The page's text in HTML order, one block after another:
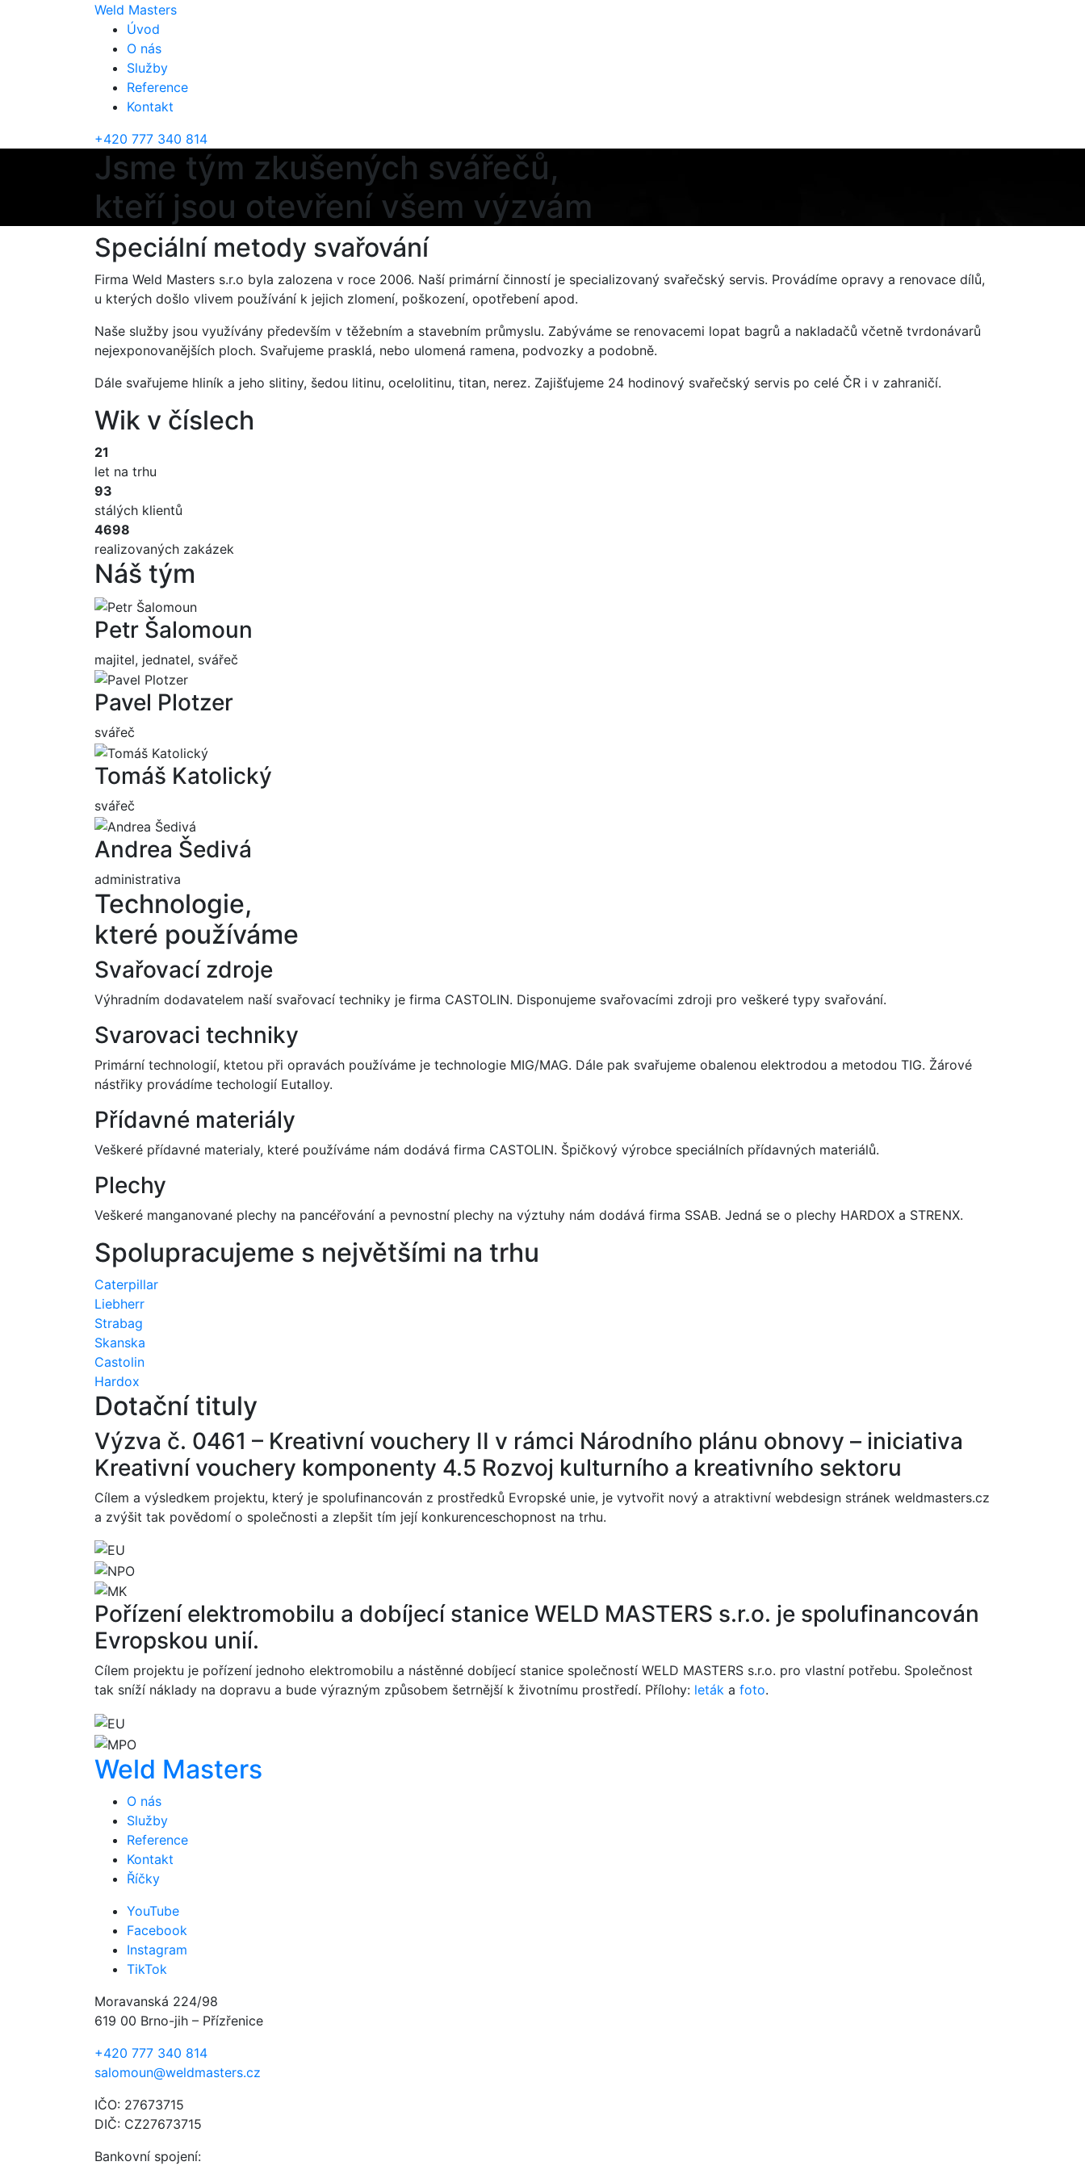
Weld Masters
Úvod
O nás
Služby
Reference
Kontakt
+420 777 340 814
Jsme tým zkušených svářečů,
kteří jsou otevření všem výzvám
Speciální metody svařování
Firma Weld Masters s.r.o byla zalozena v roce 2006. Naší primární činností je specializovaný svařečský servis. Provádíme opravy a renovace dílů,
u kterých došlo vlivem používání k jejich zlomení, poškození, opotřebení apod.
Naše služby jsou využívány především v těžebním a stavebním průmyslu. Zabýváme se renovacemi lopat bagrů a nakladačů včetně tvrdonávarů
nejexponovanějších ploch. Svařujeme prasklá, nebo ulomená ramena, podvozky a podobně.
Dále svařujeme hliník a jeho slitiny, šedou litinu, ocelolitinu, titan, nerez. Zajišťujeme 24 hodinový svařečský servis po celé ČR i v zahraničí.
Wik v číslech
21
let na trhu
93
stálých klientů
4698
realizovaných zakázek
Náš tým
Petr Šalomoun
majitel, jednatel, svářeč
Pavel Plotzer
svářeč
Tomáš Katolický
svářeč
Andrea Šedivá
administrativa
Technologie,
které používáme
Svařovací zdroje
Výhradním dodavatelem naší svařovací techniky je firma CASTOLIN. Disponujeme svařovacími zdroji pro veškeré typy svařování.
Svarovaci techniky
Primární technologií, ktetou při opravách používáme je technologie MIG/MAG. Dále pak svařujeme obalenou elektrodou a metodou TIG. Žárové
nástřiky provádíme techologií Eutalloy.
Přídavné materiály
Veškeré přídavné materialy, které používáme nám dodává firma CASTOLIN. Špičkový výrobce speciálních přídavných materiálů.
Plechy
Veškeré manganované plechy na pancéřování a pevnostní plechy na výztuhy nám dodává firma SSAB. Jedná se o plechy HARDOX a STRENX.
Spolupracujeme s největšími na trhu
Caterpillar
Liebherr
Strabag
Skanska
Castolin
Hardox
Dotační tituly
Výzva č. 0461 – Kreativní vouchery II v rámci Národního plánu obnovy – iniciativa
Kreativní vouchery komponenty 4.5 Rozvoj kulturního a kreativního sektoru
Cílem a výsledkem projektu, který je spolufinancován z prostředků Evropské unie, je vytvořit nový a atraktivní webdesign stránek weldmasters.cz
a zvýšit tak povědomí o společnosti a zlepšit tím její konkurenceschopnost na trhu.
Pořízení elektromobilu a dobíjecí stanice WELD MASTERS s.r.o. je spolufinancován
Evropskou unií.
Cílem projektu je pořízení jednoho elektromobilu a nástěnné dobíjecí stanice společností WELD MASTERS s.r.o. pro vlastní potřebu. Společnost
tak sníží náklady na dopravu a bude výrazným způsobem šetrnější k životnímu prostředí. Přílohy: leták a foto.
Weld Masters
O nás
Služby
Reference
Kontakt
Říčky
YouTube
Facebook
Instagram
TikTok
Moravanská 224/98
619 00 Brno-jih – Přízřenice
+420 777 340 814
salomoun@weldmasters.cz
IČO: 27673715
DIČ: CZ27673715
Bankovní spojení: